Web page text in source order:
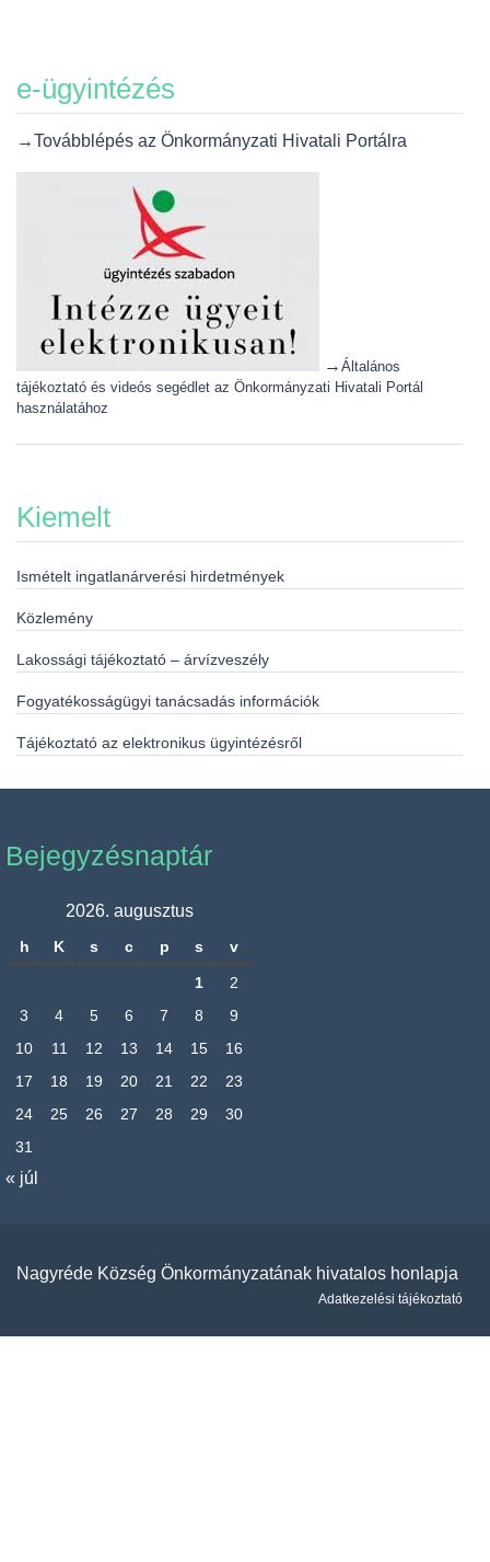
e-ügyintézés
→Továbblépés az Önkormányzati Hivatali Portálra
→ Általános
tájékoztató és videós segédlet az Önkormányzati Hivatali Portál
használatához
Kiemelt
Ismételt ingatlanárverési hirdetmények
Közlemény
Lakossági tájékoztató – árvízveszély
Fogyatékosságügyi tanácsadás információk
Tájékoztató az elektronikus ügyintézésről
Bejegyzésnaptár
2026. augusztus
h K s c p s v
1
2
3
4 5 6 7 8
9
10
11 12 13 14 15
16
17
18 19 20 21 22
23
24
25 26 27 28 29
30
31
« júl
Nagyréde Község Önkormányzatának hivatalos honlapja
Adatkezelési tájékoztató